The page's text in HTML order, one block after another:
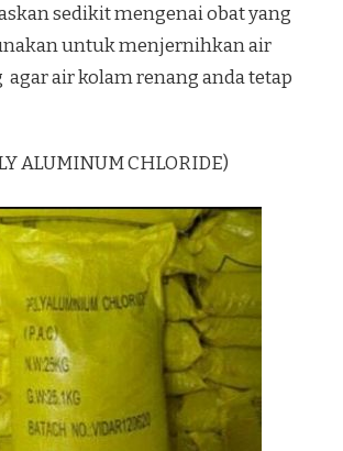
sedikit mengenai obat yang
untuk menjernihkan air
air kolam renang anda tetap
ALUMINUM CHLORIDE)